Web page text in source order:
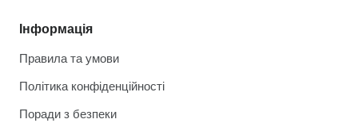
Інформація
Правила та умови
Політика конфіденційності
Поради з безпеки